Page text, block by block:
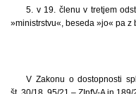
5. v 19. členu v tretjem
»ministrstvu«, beseda »jo« pa z
V Zakonu o dostopnosti